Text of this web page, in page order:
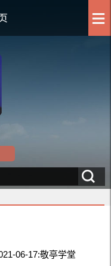
06-17:敬亭学堂